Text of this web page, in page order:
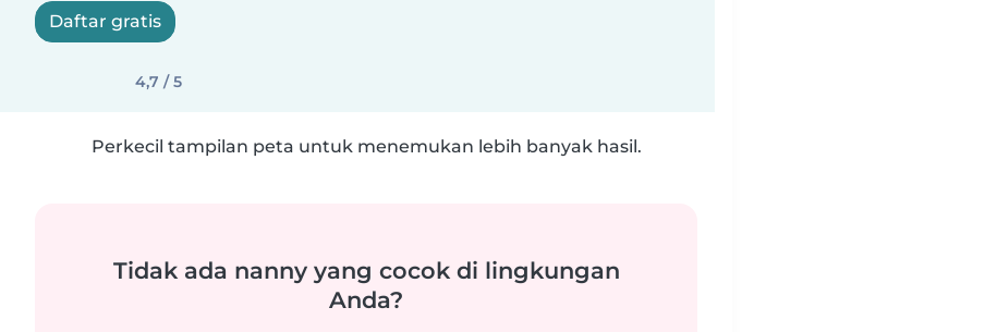
Daftar gratis
4,7 / 5
Perkecil tampilan peta untuk menemukan lebih banyak hasil.
Tidak ada nanny yang cocok di lingkungan
Anda?